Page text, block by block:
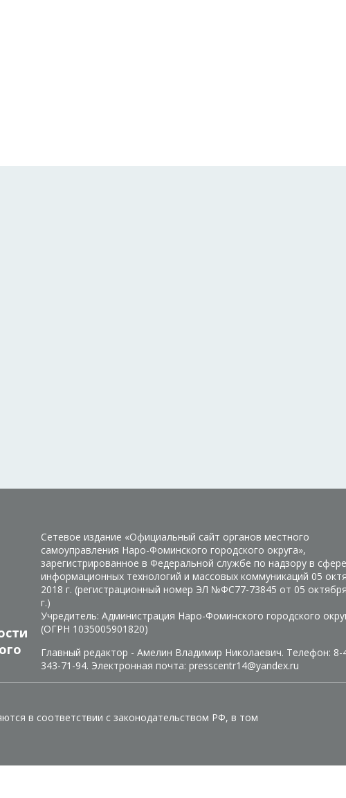
Сетевое издание «Официальный сайт органов местного
самоуправления Наро-Фоминского городского округа»,
зарегистрированное в Федеральной службе по надзору в
информационных технологий и массовых коммуникаций 05
2018 г. (регистрационный номер ЭЛ №ФС77-73845 от 05
г.)
Учредитель: Администрация Наро-Фоминского городского
(ОГРН 1035005901820)
Главный редактор - Амелин Владимир Николаевич. Телефон: 8-
343-71-94. Электронная почта: presscentr14@yandex.ru
в соответствии с законодательством РФ, в том